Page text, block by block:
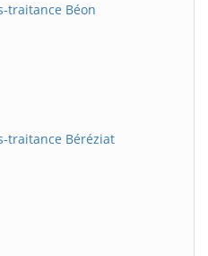
traitance Béon
traitance Béréziat